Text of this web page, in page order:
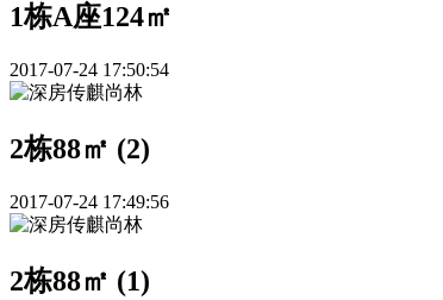
1栋A座124㎡
2017-07-24 17:50:54
2栋88㎡ (2)
2017-07-24 17:49:56
2栋88㎡ (1)